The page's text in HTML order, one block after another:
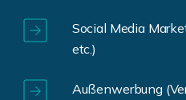
Social Media
etc.)
Außenwerbung